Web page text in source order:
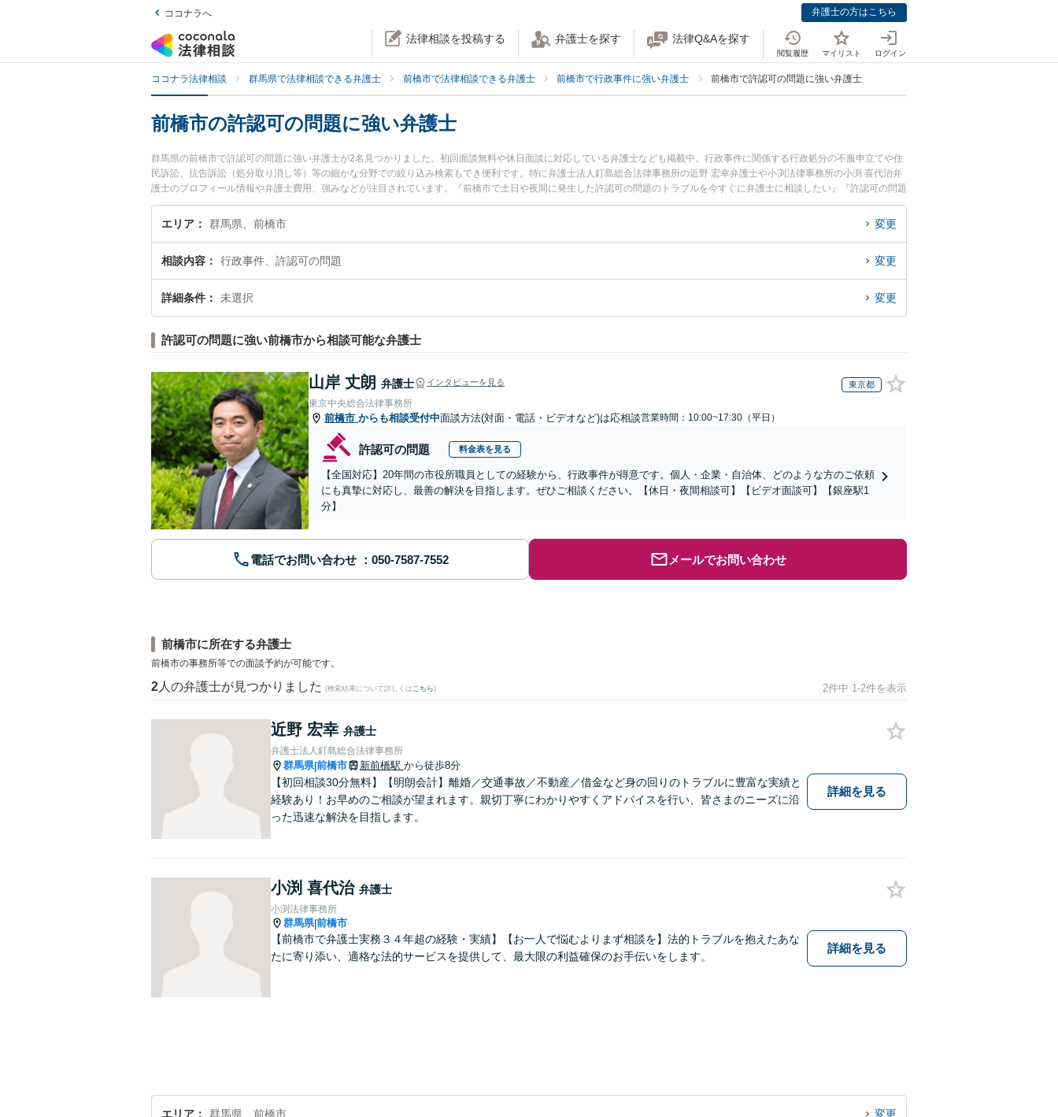
ココナラへ 弁護士の方はこちら
法律相談を投稿する 弁護士を探す 法律Q&Aを探す
閲覧履歴 マイリスト ログイン
ココナラ法律相談 群馬県で法律相談できる弁護士 前橋市で法律相談できる弁護士 前橋市で行政事件に強い弁護士 前橋市で許認可の問題に強い弁護士
前橋市の許認可の問題に強い弁護士
群馬県の前橋市で許認可の問題に強い弁護士が2名見つかりました。初回面談無料や休日面談に対応している弁護士なども掲載中。行政事件に関係する行政処分の不服申立てや住
民訴訟、抗告訴訟（処分取り消し等）等の細かな分野での絞り込み検索もでき便利です。特に弁護士法人釘島総合法律事務所の近野 宏幸弁護士や小渕法律事務所の小渕 喜代治弁
護士のプロフィール情報や弁護士費用、強みなどが注目されています。『前橋市で土日や夜間に発生した許認可の問題のトラブルを今すぐに弁護士に相談したい』『許認可の問題
のトラブル解決の実績豊富な近くの弁護士を検索したい』『初回相談無料で許認可の問題を法律相談できる前橋市内の弁護士に相談予約したい』などでお困りの相談者さんにおす
すめです。
エリア 群馬県、前橋市 変更
相談内容 行政事件、許認可の問題 変更
詳細条件 未選択 変更
許認可の問題に強い前橋市から相談可能な弁護士
山岸 丈朗 弁護士 インタビューを見る 東京都
東京中央総合法律事務所
前橋市 からも相談受付中面談方法(対面・電話・ビデオなど)は応相談営業時間：10:00~17:30（平日）
許認可の問題 料金表を見る
【全国対応】20年間の市役所職員としての経験から、行政事件が得意です。個人・企業・自治体、どのような方のご依頼
にも真摯に対応し、最善の解決を目指します。ぜひご相談ください。【休日・夜間相談可】【ビデオ面談可】【銀座駅1
分】
電話でお問い合わせ メールでお問い合わせ
前橋市に所在する弁護士
前橋市の事務所等での面談予約が可能です。
2 人の弁護士が見つかりました (検索結果について詳しくは こちら) 2件中 1-2件を表示
近野 宏幸 弁護士
弁護士法人釘島総合法律事務所
群馬県|前橋市 新前橋駅 から徒歩8分
【初回相談30分無料】【明朗会計】離婚／交通事故／不動産／借金など身の回りのトラブルに豊富な実績と
経験あり！お早めのご相談が望まれます。親切丁寧にわかりやすくアドバイスを行い、皆さまのニーズに沿
った迅速な解決を目指します。
詳細を見る
小渕 喜代治 弁護士
小渕法律事務所
群馬県|前橋市
【前橋市で弁護士実務３４年超の経験・実績】【お一人で悩むよりまず相談を】法的トラブルを抱えたあな
たに寄り添い、適格な法的サービスを提供して、最大限の利益確保のお手伝いをします。
詳細を見る
エリア 群馬県、前橋市 変更